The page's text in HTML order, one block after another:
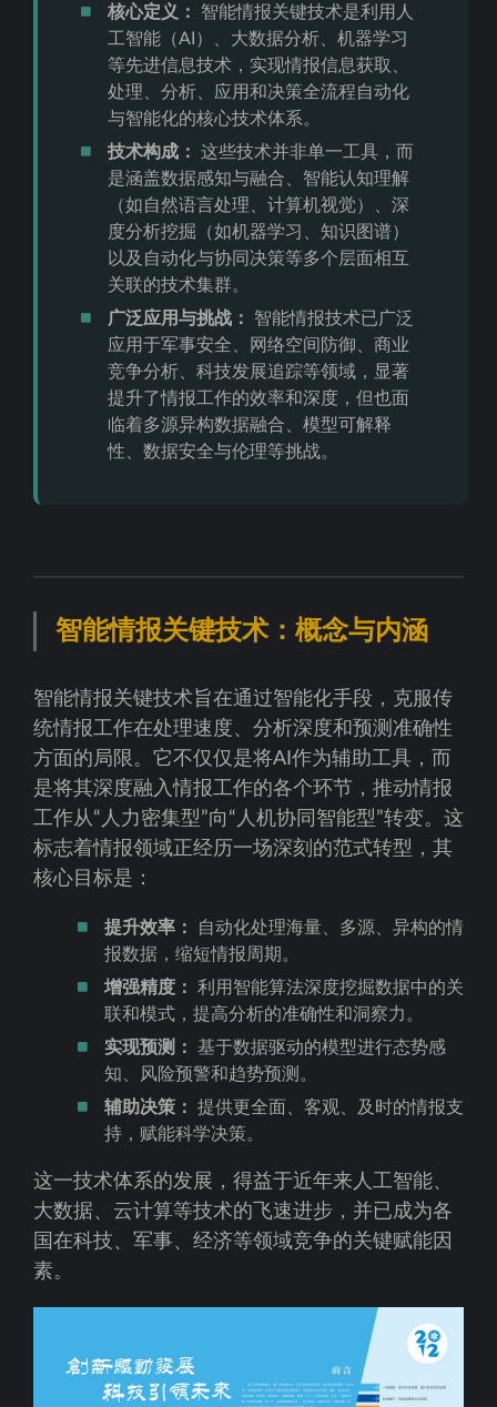
核心定义：
智能情报关键技术是利用人
工智能（AI）、大数据分析、机器学习
等先进信息技术，实现情报信息获取、
处理、分析、应用和决策全流程自动化
与智能化的核心技术体系。
技术构成：
这些技术并非单一工具，而
是涵盖数据感知与融合、智能认知理解
（如自然语言处理、计算机视觉）、深
度分析挖掘（如机器学习、知识图谱）
以及自动化与协同决策等多个层面相互
关联的技术集群。
广泛应用与挑战：
智能情报技术已广泛
应用于军事安全、网络空间防御、商业
竞争分析、科技发展追踪等领域，显著
提升了情报工作的效率和深度，但也面
临着多源异构数据融合、模型可解释
性、数据安全与伦理等挑战。
智能情报关键技术：概念与内涵
智能情报关键技术旨在通过智能化手段，克服传
统情报工作在处理速度、分析深度和预测准确性
方面的局限。它不仅仅是将AI作为辅助工具，而
是将其深度融入情报工作的各个环节，推动情报
工作从“人力密集型”向“人机协同智能型”转变。这
标志着情报领域正经历一场深刻的范式转型，其
核心目标是：
提升效率：
自动化处理海量、多源、异构的情
报数据，缩短情报周期。
增强精度：
利用智能算法深度挖掘数据中的关
联和模式，提高分析的准确性和洞察力。
实现预测：
基于数据驱动的模型进行态势感
知、风险预警和趋势预测。
辅助决策：
提供更全面、客观、及时的情报支
持，赋能科学决策。
这一技术体系的发展，得益于近年来人工智能、
大数据、云计算等技术的飞速进步，并已成为各
国在科技、军事、经济等领域竞争的关键赋能因
素。